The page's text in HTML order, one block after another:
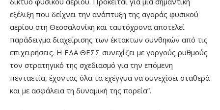
εξέλιξη που δείχνει την ανάπτυξη της αγοράς φυσικού
αερίου στη Θεσσαλονίκη και ταυτόχρονα αποτελεί
παράδειγμα διαχείρισης των έκτακτων συνθηκών από τις
επιχειρήσεις. Η ΕΔΑ ΘΕΣΣ συνεχίζει με γοργούς ρυθμούς
τον στρατηγικό της σχεδιασμό για την επόμενη
πενταετία, έχοντας όλα τα εχέγγυα να συνεχίσει σταθερά
και με ασφάλεια τη δυναμική της πορεία”.